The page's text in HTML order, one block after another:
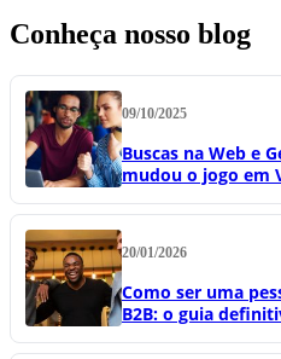
Conheça nosso blog
09/10/2025
Buscas na Web e
mudou o jogo em
20/01/2026
Como ser uma
B2B: o guia